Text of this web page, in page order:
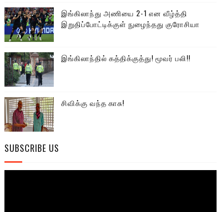
இங்கிலாந்து அணியை 2-1 என வீழ்த்தி
இறுதிப்போட்டிக்குள் நுழைந்தது குரோசியா
இங்கிலாந்தில் கத்திக்குத்து! மூவர் பலி!!
சிவிக்கு வந்த காசு!
SUBSCRIBE US